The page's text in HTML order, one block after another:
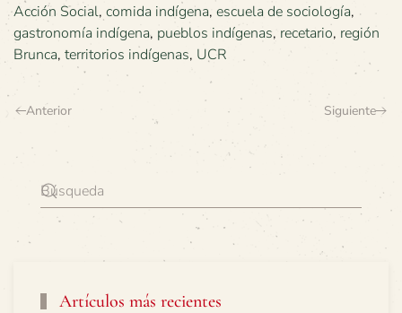
Acción Social, comida indígena, escuela de sociología,
gastronomía indígena, pueblos indígenas, recetario, región
Brunca, territorios indígenas, UCR
Anterior Siguiente
Artículos más recientes